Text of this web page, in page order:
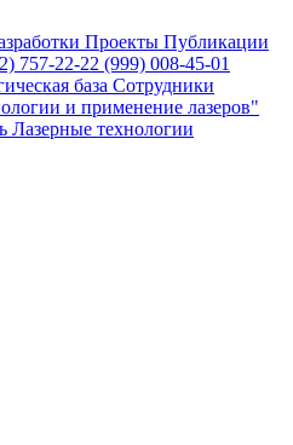
Проекты Публикации
757-22-22 (999) 008-45-01
база Сотрудники
и применение лазеров"
Лазерные технологии